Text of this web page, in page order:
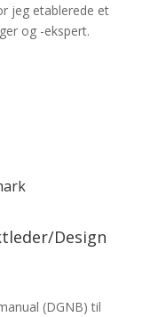
jeg etablerede et
og -ekspert.
Design
(DGNB) til